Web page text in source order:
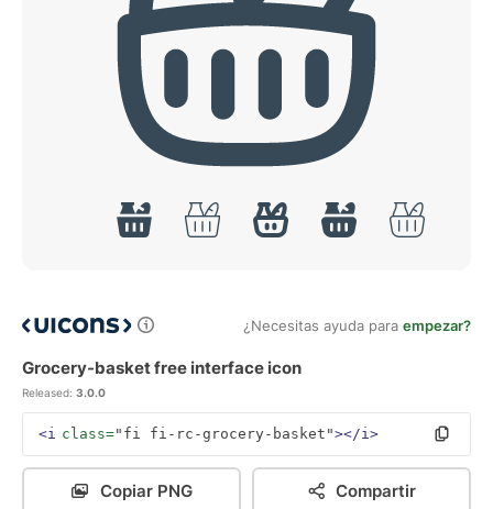
¿Necesitas ayuda para empezar?
Grocery-basket free interface icon
Released: 3.0.0
<i class="fi fi-rc-grocery-basket"></i>
Copiar PNG Compartir